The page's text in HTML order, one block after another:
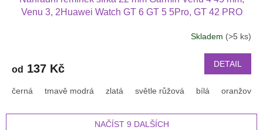
Venu 3, 2Huawei Watch GT 6 GT 5 5Pro, GT 42 PRO
Skladem (>5 ks)
od 137 Kč DETAIL
černá tmavě modrá zlatá světle růžová bílá oranžová
NAČÍST 9 DALŠÍCH